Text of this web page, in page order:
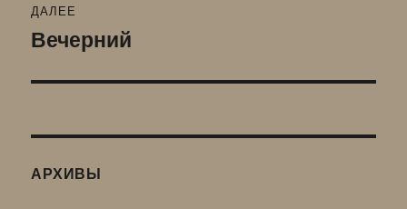
ДАЛЕЕ
Следующая
Вечерний
АРХИВЫ